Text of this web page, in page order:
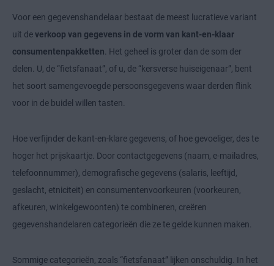
Voor een gegevenshandelaar bestaat de meest lucratieve variant
uit deverkoop van gegevens in de vorm van kant-en-klaar
consumentenpakketten. Het geheel is groter dan de som der
delen. U, de “fietsfanaat”, of u, de “kersverse huiseigenaar”, bent
het soort samengevoegde persoonsgegevens waar derden flink
voor in de buidel willen tasten.
Hoe verfijnder de kant-en-klare gegevens, of hoe gevoeliger, des te
hoger het prijskaartje. Door contactgegevens (naam, e-mailadres,
telefoonnummer), demografische gegevens (salaris, leeftijd,
geslacht, etniciteit) en consumentenvoorkeuren (voorkeuren,
afkeuren, winkelgewoonten) te combineren, creëren
gegevenshandelaren categorieën die ze te gelde kunnen maken.
Sommige categorieën, zoals “fietsfanaat” lijken onschuldig. In het